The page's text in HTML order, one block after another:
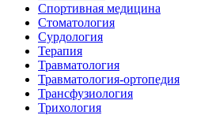
Спортивная медицина
Стоматология
Сурдология
Терапия
Травматология
Травматология-ортопедия
Трансфузиология
Трихология